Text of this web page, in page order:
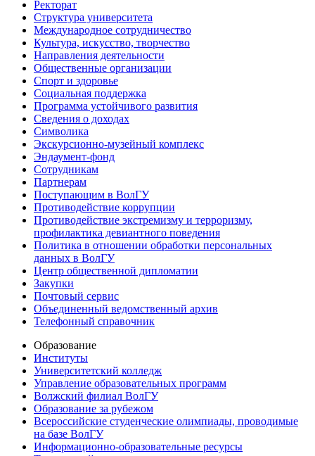
Ректорат
Структура университета
Международное сотрудничество
Культура, искусство, творчество
Направления деятельности
Общественные организации
Спорт и здоровье
Социальная поддержка
Программа устойчивого развития
Сведения о доходах
Символика
Экскурсионно-музейный комплекс
Эндаумент-фонд
Сотрудникам
Партнерам
Поступающим в ВолГУ
Противодействие коррупции
Противодействие экстремизму и терроризму,
профилактика девиантного поведения
Политика в отношении обработки персональных
данных в ВолГУ
Центр общественной дипломатии
Закупки
Почтовый сервис
Объединенный ведомственный архив
Телефонный справочник
Образование
Институты
Университетский колледж
Управление образовательных программ
Волжский филиал ВолГУ
Образование за рубежом
Всероссийские студенческие олимпиады, проводимые
на базе ВолГУ
Информационно-образовательные ресурсы